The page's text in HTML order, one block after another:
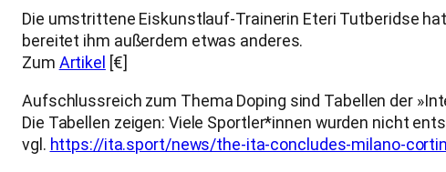
Die umstrittene Eiskunstlauf-Trainerin Eteri Tutberidse
bereitet ihm außerdem etwas anderes.
Zum Artikel [€]
Aufschlussreich zum Thema Doping sind Tabellen der
Die Tabellen zeigen: Viele Sportler*innen wurden nicht
vgl. https://ita.sport/news/the-ita-concludes-milano-